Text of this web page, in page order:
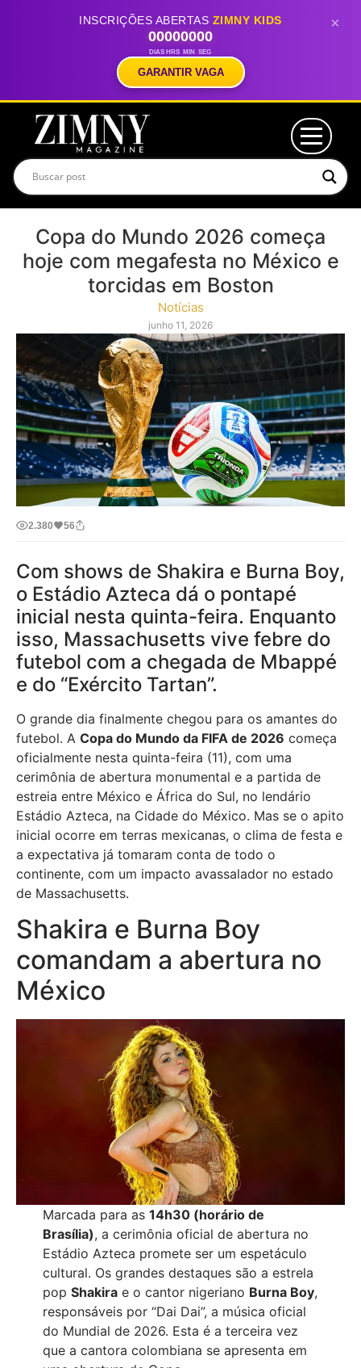
INSCRIÇÕES ABERTAS ZIMNY KIDS
00
DIAS
00
HRS
00
MIN
00
SEG
GARANTIR VAGA
×
Copa do Mundo 2026 começa
hoje com megafesta no México e
torcidas em Boston
Notícias
junho 11, 2026
2.380 56
Com shows de Shakira e Burna Boy,
o Estádio Azteca dá o pontapé
inicial nesta quinta-feira. Enquanto
isso, Massachusetts vive febre do
futebol com a chegada de Mbappé
e do “Exército Tartan”.
O grande dia finalmente chegou para os amantes do
futebol. A Copa do Mundo da FIFA de 2026 começa
oficialmente nesta quinta-feira (11), com uma
cerimônia de abertura monumental e a partida de
estreia entre México e África do Sul, no lendário
Estádio Azteca, na Cidade do México. Mas se o apito
inicial ocorre em terras mexicanas, o clima de festa e
a expectativa já tomaram conta de todo o
continente, com um impacto avassalador no estado
de Massachusetts.
Shakira e Burna Boy
comandam a abertura no
México
Marcada para as 14h30 (horário de
Brasília), a cerimônia oficial de abertura no
Estádio Azteca promete ser um espetáculo
cultural. Os grandes destaques são a estrela
pop Shakirae o cantor nigeriano Burna Boy,
responsáveis por “Dai Dai”, a música oficial
do Mundial de 2026. Esta é a terceira vez
que a cantora colombiana se apresenta em